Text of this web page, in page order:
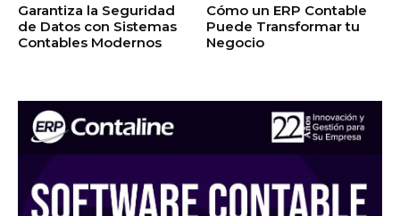
Garantiza la Seguridad
de Datos con Sistemas
Contables Modernos
Cómo un ERP Contable
Puede Transformar tu
Negocio